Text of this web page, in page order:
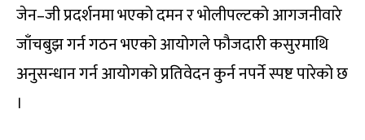
जेन–जी प्रदर्शनमा भएको दमन र भोलीपल्टको आगजनीवारे
जाँचबुझ गर्न गठन भएको आयोगले फौजदारी कसुरमाथि
अनुसन्धान गर्न आयोगको प्रतिवेदन कुर्न नपर्ने स्पष्ट पारेको छ
।